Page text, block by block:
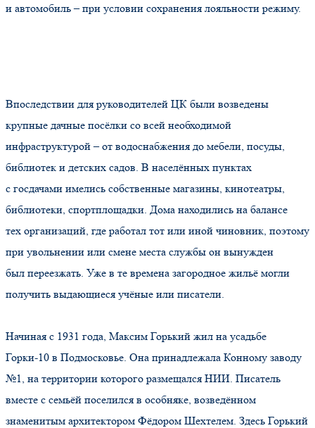
и автомобиль – при условии сохранения лояльности режиму.
Впоследствии для руководителей ЦК были возведены
крупные дачные посёлки со всей необходимой
инфраструктурой – от водоснабжения до мебели, посуды,
библиотек и детских садов. В населённых пунктах
с госдачами имелись собственные магазины, кинотеатры,
библиотеки, спортплощадки. Дома находились на балансе
тех организаций, где работал тот или иной чиновник, поэтому
при увольнении или смене места службы он вынужден
был переезжать. Уже в те времена загородное жильё могли
получить выдающиеся учёные или писатели.
Начиная с 1931 года, Максим Горький жил на усадьбе
Горки-10 в Подмосковье. Она принадлежала Конному заводу
№1, на территории которого размещался НИИ. Писатель
вместе с семьёй поселился в особняке, возведённом
знаменитым архитектором Фёдором Шехтелем. Здесь Горький